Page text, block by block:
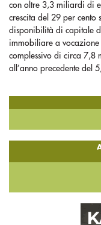
con oltre 3,3 miliardi di
crescita del 29 per cento
disponibilità di capitale
immobiliare a vocazione
complessivo di circa 7,8
all’anno precedente del